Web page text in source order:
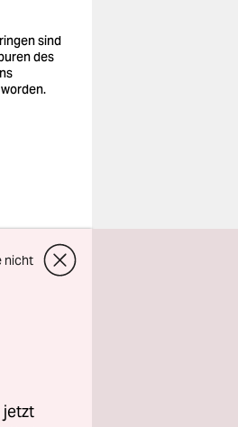
sind
des
nicht